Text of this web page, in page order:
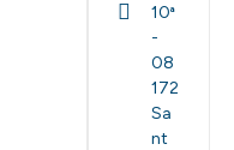
10ª
-
08
172
Sa
nt